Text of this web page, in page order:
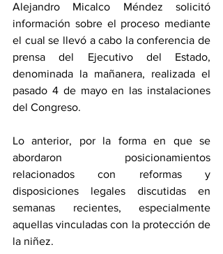
Alejandro Micalco Méndez solicitó
información sobre el proceso mediante
el cual se llevó a cabo la conferencia de
prensa del Ejecutivo del Estado,
denominada la mañanera, realizada el
pasado 4 de mayo en las instalaciones
del Congreso.
Lo anterior, por la forma en que se
abordaron posicionamientos
relacionados con reformas y
disposiciones legales discutidas en
semanas recientes, especialmente
aquellas vinculadas con la protección de
la niñez.